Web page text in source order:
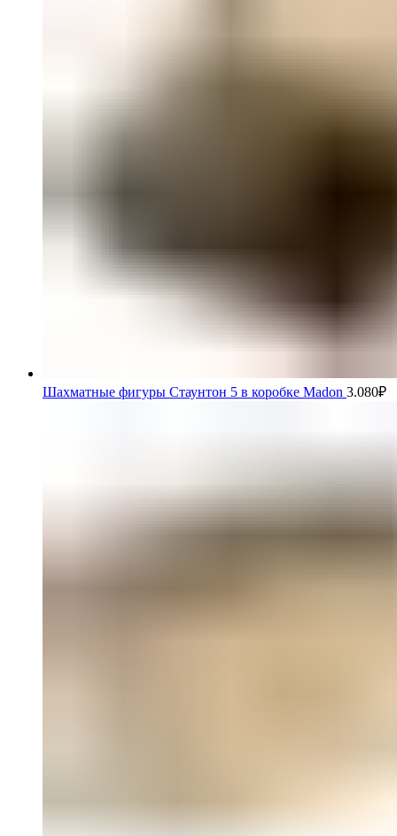
Шахматные фигуры Стаунтон 5 в коробке Madon 3.080₽